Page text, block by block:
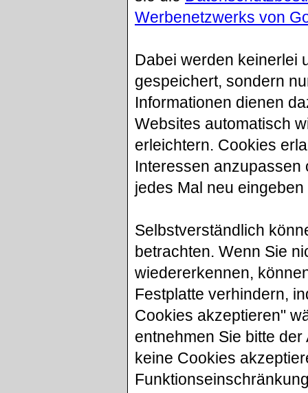
Werbenetzwerks von
Dabei werden keinerlei
gespeichert, sondern
Informationen dienen
Websites automatisch
erleichtern. Cookies
Interessen anzupassen
jedes Mal neu
Selbstverständlich
betrachten. Wenn Sie
wiedererkennen,
Festplatte verhindern,
Cookies akzeptieren"
entnehmen Sie bitte
keine Cookies